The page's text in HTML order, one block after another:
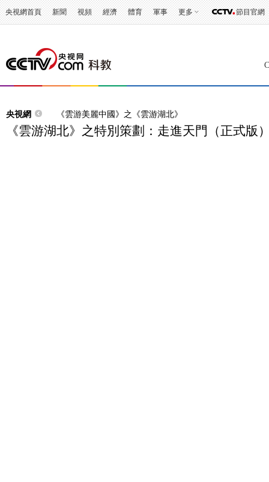
央視網首頁 新聞 視頻 經濟 體育 軍事 更多 節目官網
央視網 《雲游美麗中國》之《雲游湖北》
《雲游湖北》之特別策劃：走進天門（正式版